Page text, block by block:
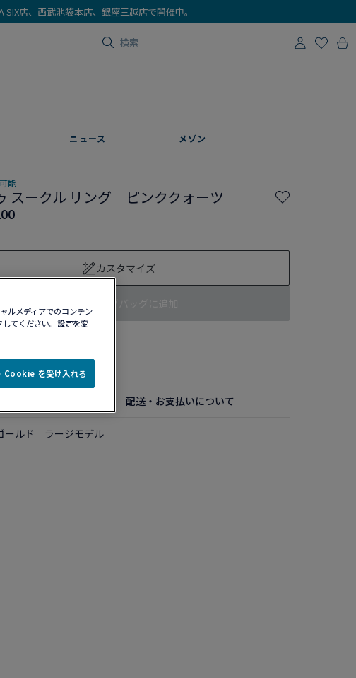
店、西武池袋本店、銀座三越店で開催中。
ニュース メゾン
能
スークル リング ピンククォーツ
カスタマイズ
送
配送・お支払いについて
ールド ラージモデル
ルメディアでのコンテン
てください。設定を変
Cookie を受け入れる